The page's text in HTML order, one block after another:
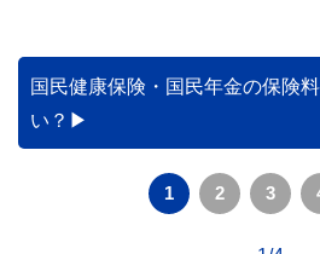
国民健康保険・国民年金の保険
い？
1 2 3